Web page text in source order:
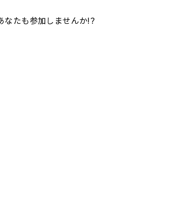
なたも参加しませんか!?